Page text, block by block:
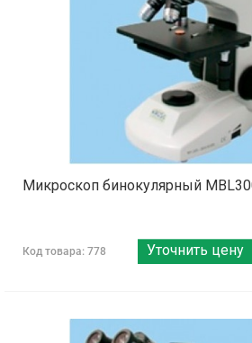
Микроскоп бинокулярный
Код товара: 778 Уточнить цену